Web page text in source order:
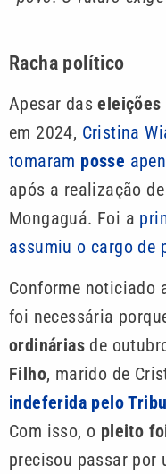
Racha político
Apesar das
em 2024, Cristina
tomaram posse
após a realização
Mongaguá. Foi a
assumiu o cargo de
Conforme noticiado
foi necessária
ordinárias de
Filho, marido de
indeferida pelo
Com isso, o pleito
precisou passar por